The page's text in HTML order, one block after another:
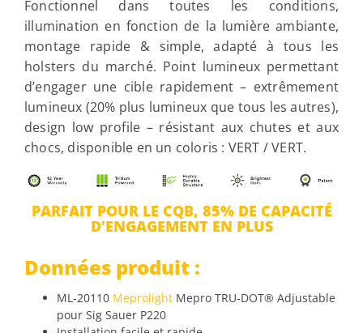
Fonctionnel dans toutes les conditions,
illumination en fonction de la lumière ambiante,
montage rapide & simple, adapté à tous les
holsters du marché. Point lumineux permettant
d’engager une cible rapidement – extrêmement
lumineux (20% plus lumineux que tous les autres),
design low profile – résistant aux chutes et aux
chocs, disponible en un coloris : VERT / VERT.
PARFAIT POUR LE CQB, 85% DE CAPACITÉ
D’ENGAGEMENT EN PLUS
Données produit :
ML-20110 Meprolight Mepro TRU-DOT® Adjustable
pour Sig Sauer P220